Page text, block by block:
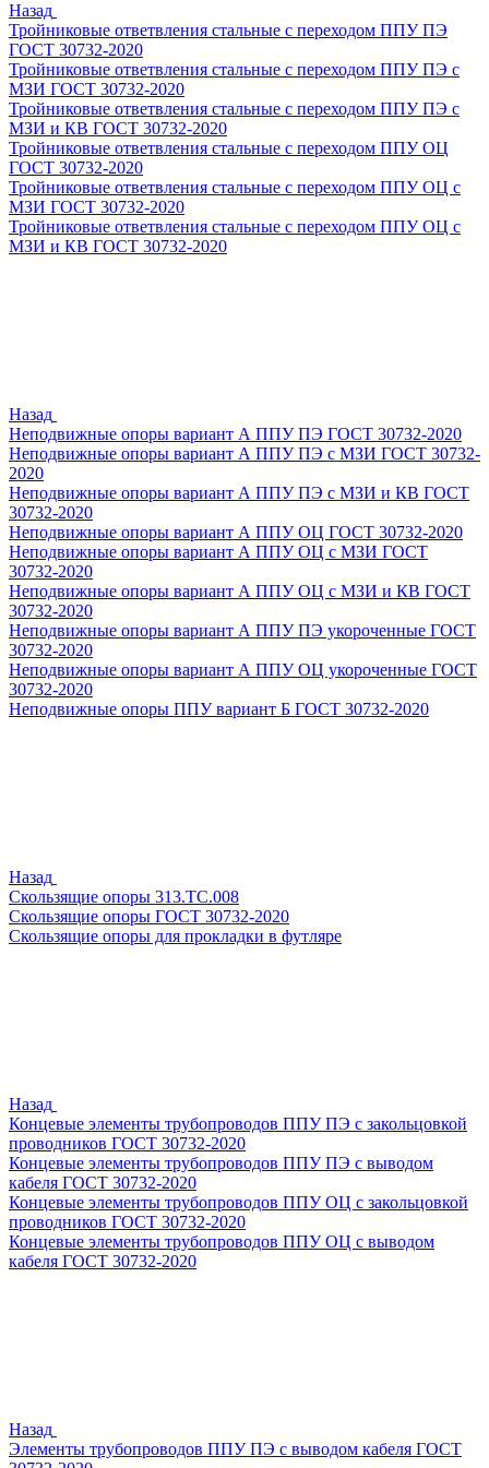
Назад
Тройниковые ответвления стальные с переходом ППУ ПЭ
ГОСТ 30732-2020
Тройниковые ответвления стальные с переходом ППУ ПЭ с
МЗИ ГОСТ 30732-2020
Тройниковые ответвления стальные с переходом ППУ ПЭ с
МЗИ и КВ ГОСТ 30732-2020
Тройниковые ответвления стальные с переходом ППУ ОЦ
ГОСТ 30732-2020
Тройниковые ответвления стальные с переходом ППУ ОЦ с
МЗИ ГОСТ 30732-2020
Тройниковые ответвления стальные с переходом ППУ ОЦ с
МЗИ и КВ ГОСТ 30732-2020
Назад
Неподвижные опоры вариант А ППУ ПЭ ГОСТ 30732-2020
Неподвижные опоры вариант А ППУ ПЭ с МЗИ ГОСТ 30732-
2020
Неподвижные опоры вариант А ППУ ПЭ с МЗИ и КВ ГОСТ
30732-2020
Неподвижные опоры вариант А ППУ ОЦ ГОСТ 30732-2020
Неподвижные опоры вариант А ППУ ОЦ с МЗИ ГОСТ
30732-2020
Неподвижные опоры вариант А ППУ ОЦ с МЗИ и КВ ГОСТ
30732-2020
Неподвижные опоры вариант А ППУ ПЭ укороченные ГОСТ
30732-2020
Неподвижные опоры вариант А ППУ ОЦ укороченные ГОСТ
30732-2020
Неподвижные опоры ППУ вариант Б ГОСТ 30732-2020
Назад
Скользящие опоры 313.ТС.008
Скользящие опоры ГОСТ 30732-2020
Скользящие опоры для прокладки в футляре
Назад
Концевые элементы трубопроводов ППУ ПЭ с закольцовкой
проводников ГОСТ 30732-2020
Концевые элементы трубопроводов ППУ ПЭ с выводом
кабеля ГОСТ 30732-2020
Концевые элементы трубопроводов ППУ ОЦ с закольцовкой
проводников ГОСТ 30732-2020
Концевые элементы трубопроводов ППУ ОЦ с выводом
кабеля ГОСТ 30732-2020
Назад
Элементы трубопроводов ППУ ПЭ с выводом кабеля ГОСТ